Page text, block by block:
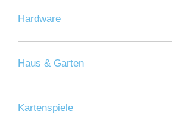
Hardware
Haus & Garten
Kartenspiele